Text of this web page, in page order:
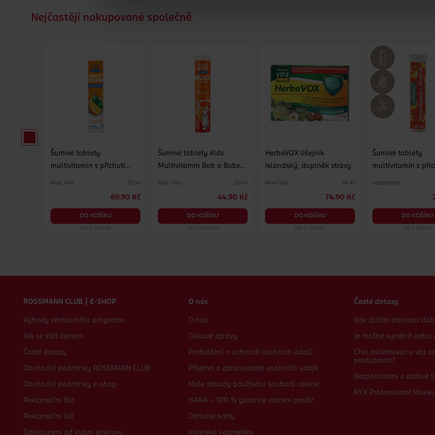
Nejčastějí nakupované společně
Šumivé tablety
multivitamin s příchutí
Maxi Vita 20 ks
69.90 Kč
DO KOŠÍKU
Obj. č.: 697958
Šumivé tablety Kids
Multivitamin Bob a Bobek,
Maxi Vita 20 ks
44.90 Kč
DO KOŠÍKU
Obj. č.: 1309744
HerbaVOX lišejník
islandský, doplněk stravy
Maxi Vita 16 ks
74.90 Kč
DO KOŠÍKU
Obj. č.: 1147247
Šumivé tablety
multivitamín s
altapharma
DO KOŠÍKU
Obj. č.: 808156
ROSSMANN CLUB | E-SHOP
Výhody věrnostního programu
Jak se stát členem
Časté dotazy
Obchodní podmínky ROSSMANN CLUB
Obchodní podmínky e-shop
Reklamační řád
Reklamační list
Odstoupení od kupní smlouvy
O nás
O nás
Tiskové zprávy
Prohlášení o ochraně osobních údajů
Příjemci a zpracovatelé osobních údajů
Naše zásady používání souborů cookie
ISANA - 100 % garance vrácení peněz
Dárkové karty
Korejská kosmetika
Časté dotazy
Kde zjistím otevírací
Je možné vyměnit nebo
Chci reklamovat u vás
postupovat?
Bezpečnostní a datové
NYX Professional